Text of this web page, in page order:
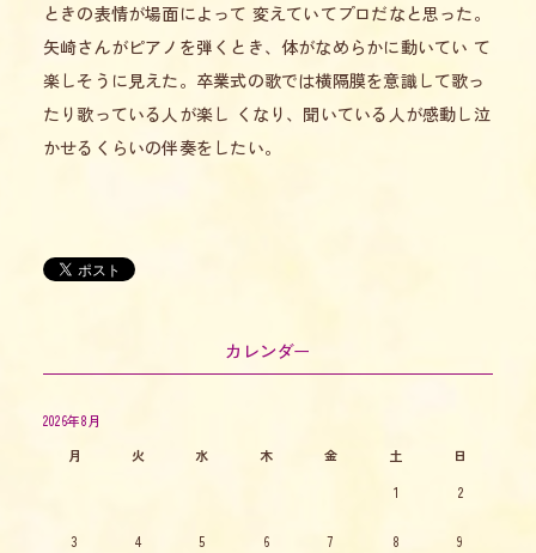
ときの表情が場面によって 変えていてプロだなと思った。
矢崎さんがピアノを弾くとき、体がなめらかに動いてい て
楽しそうに見えた。卒業式の歌では横隔膜を意識して歌っ
たり歌っている人が楽し くなり、聞いている人が感動し泣
かせるくらいの伴奏をしたい。
カレンダー
2026年8月
月
火 水 木 金 土
日
1
2
3 4 5 6 7 8 9